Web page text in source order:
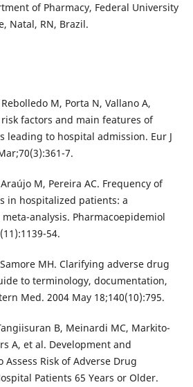
of Pharmacy, Federal University
Natal, RN, Brazil.
M, Porta N, Vallano A,
risk factors and main features of
leading to hospital admission. Eur J
7.
M, Pereira AC. Frequency of
in hospitalized patients: a
analysis. Pharmacoepidemiol
54.
MH. Clarifying adverse drug
to terminology, documentation,
Med. 2004 May 18;140(10):795.
B, Meinardi MC, Markito-
A, et al. Development and
Assess Risk of Adverse Drug
Patients 65 Years or Older.